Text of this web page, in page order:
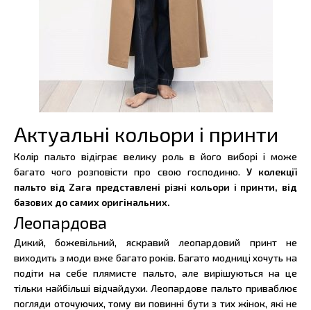
Актуальні кольори і принти
Колір пальто відіграє велику роль в його виборі і може
багато чого розповісти про свою господиню. У колекції
пальто від Zara представлені різні кольори і принти, від
базових до самих оригінальних.
Леопардова
Дикий, божевільний, яскравий леопардовий принт не
виходить з моди вже багато років. Багато модниці хочуть на
подіти на себе плямисте пальто, але вирішуються на це
тільки найбільші відчайдухи. Леопардове пальто приваблює
погляди оточуючих, тому ви повинні бути з тих жінок, які не